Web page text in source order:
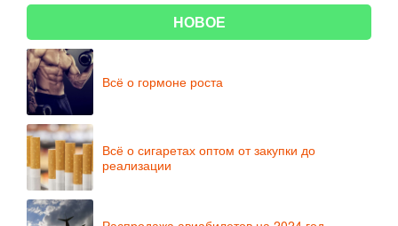
НОВОЕ
Всё о гормоне роста
Всё о сигаретах оптом от закупки до
реализации